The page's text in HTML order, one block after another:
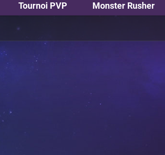
Tournoi PVP Monster Rusher